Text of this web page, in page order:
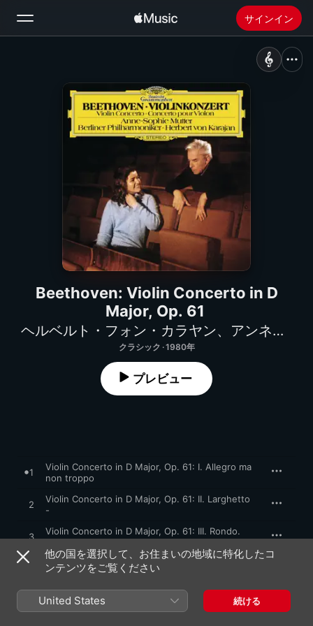
サインイン
新着おすすめ
Apple Musicをインストール
Beethoven: Violin Concerto in D
Major, Op. 61
ヘルベルト・フォン・カラヤン、 アンネ=ゾフィー・ムター
クラシック · 1980年
プレビュー
1
Violin Concerto in D Major, Op. 61: I. Allegro ma
non troppo
2
Violin Concerto in D Major, Op. 61: II. Larghetto
-
3
Violin Concerto in D Major, Op. 61: III. Rondo.
Allegro
1980年1月1日
3曲、48分
℗ 1980 Deutsche Grammophon GmbH, Berlin
他の国を選択して、お住まいの地域に特化したコ
ンテンツをご覧ください
United States 続ける